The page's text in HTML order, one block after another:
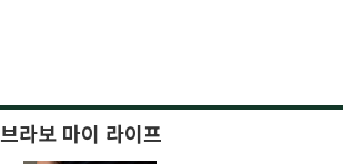
브라보 마이 라이프